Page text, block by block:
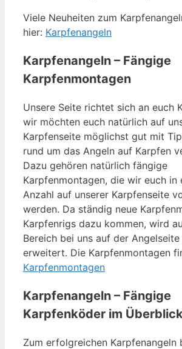
Viele Neuheiten zum
hier: Karpfenangeln
Karpfenangeln – Fängige
Karpfenmontagen
Unsere Seite richtet sich an euch
wir möchten euch natürlich auf
Karpfenseite möglichst gut mit
rund um das Angeln auf Karpfen
Dazu gehören natürlich fängige
Karpfenmontagen, die wir euch in
Anzahl auf unserer Karpfenseite
werden. Da ständig neue
Karpfenrigs dazu kommen, wird
Bereich bei uns auf der
erweitert. Die Karpfenmontagen
Karpfenmontagen
Karpfenangeln – Fängige
Karpfenköder im Überblick
Zum erfolgreichen Karpfenangeln